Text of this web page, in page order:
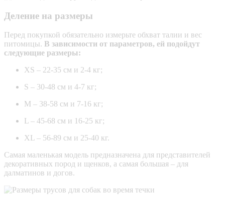
Деление на размеры
Перед покупкой обязательно измерьте обхват талии и вес
питомицы. В зависимости от параметров, ей подойдут
следующие размеры:
XS – 22-35 см и 2-4 кг;
S – 30-48 см и 4-7 кг;
M – 38-58 см и 7-16 кг;
L – 45-68 см и 16-25 кг;
XL – 56-89 см и 25-40 кг.
Самая маленькая модель предназначена для представителей
декоративных пород и щенков, а самая большая – для
далматинов и догов.